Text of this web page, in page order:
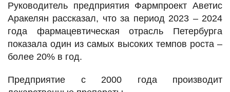
Руководитель предприятия Фармпроект Аветис
Аракелян рассказал, что за период 2023 – 2024
года фармацевтическая отрасль Петербурга
показала один из самых высоких темпов роста –
более 20% в год.
Предприятие с 2000 года производит